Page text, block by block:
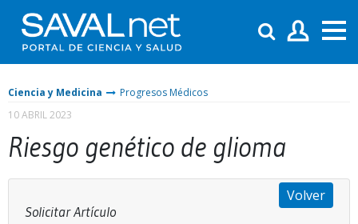
Ciencia y Medicina
Progresos Médicos
10 ABRIL 2023
Riesgo genético de glioma
Solicitar Artículo
Volver